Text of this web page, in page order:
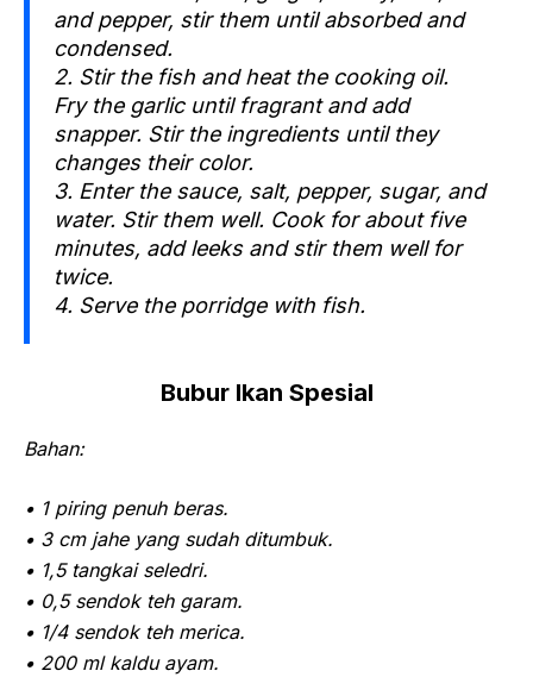
and pepper, stir them until absorbed and
condensed.
2. Stir the fish and heat the cooking oil.
Fry the garlic until fragrant and add
snapper. Stir the ingredients until they
changes their color.
3. Enter the sauce, salt, pepper, sugar, and
water. Stir them well. Cook for about five
minutes, add leeks and stir them well for
twice.
4. Serve the porridge with fish.
Bubur Ikan Spesial
Bahan:
• 1 piring penuh beras.
• 3 cm jahe yang sudah ditumbuk.
• 1,5 tangkai seledri.
• 0,5 sendok teh garam.
• 1/4 sendok teh merica.
• 200 ml kaldu ayam.